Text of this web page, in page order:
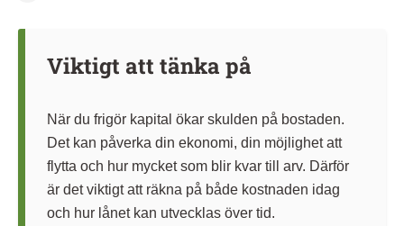
Viktigt att tänka på
När du frigör kapital ökar skulden på bostaden.
Det kan påverka din ekonomi, din möjlighet att
flytta och hur mycket som blir kvar till arv. Därför
är det viktigt att räkna på både kostnaden idag
och hur lånet kan utvecklas över tid.